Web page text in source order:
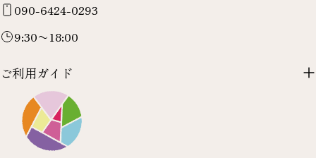
090-6424-0293
9:30〜18:00
ご利用ガイド